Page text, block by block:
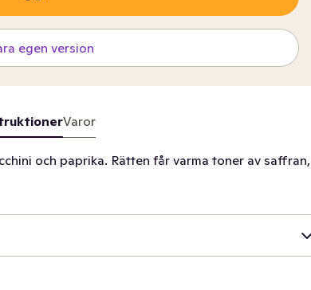
egen version
Varor
och paprika. Rätten får varma toner av saffran,